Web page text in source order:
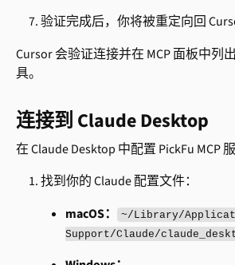
验证完成后，你将被重定向回
Cursor 会验证连接并在 MCP 面板中列
具。
连接到 Claude Desktop
在 Claude Desktop 中配置 PickFu MCP 服
找到你的 Claude 配置文件：
macOS：
~/Library/
Support/Claude/